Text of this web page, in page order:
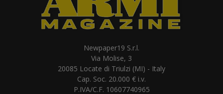
Newpaper19 S.r.l.
Via Molise, 3
20085 Locate di Triulzi (MI) - Italy
Cap. Soc. 20.000 € i.v.
P.IVA/C.F. 10607740965